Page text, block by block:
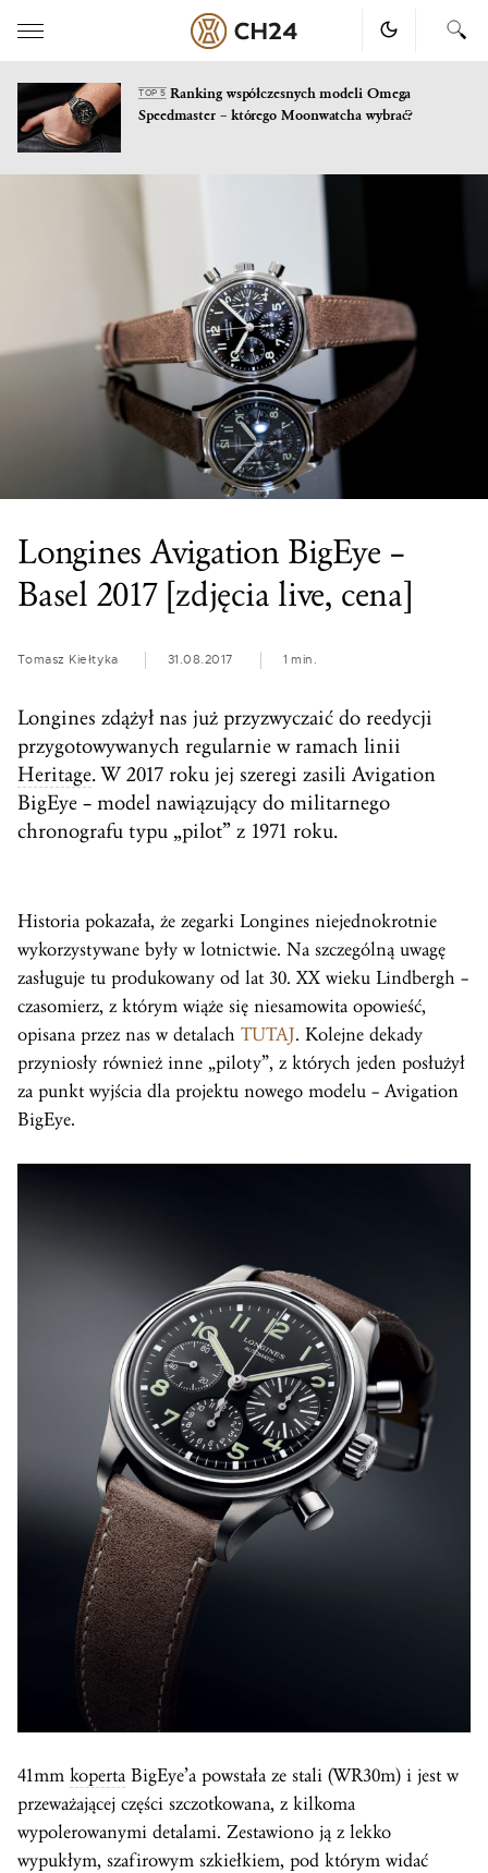
TOP 5Ranking współczesnych modeli Omega
Speedmaster – którego Moonwatcha wybrać?
Longines Avigation BigEye –
Basel 2017 [zdjęcia live, cena]
Tomasz Kiełtyka 31.08.2017 1 min.
Longines zdążył nas już przyzwyczaić do reedycji
przygotowywanych regularnie w ramach linii
Heritage. W 2017 roku jej szeregi zasili Avigation
BigEye – model nawiązujący do militarnego
chronografu typu „pilot” z 1971 roku.
Historia pokazała, że zegarki Longines niejednokrotnie
wykorzystywane były w lotnictwie. Na szczególną uwagę
zasługuje tu produkowany od lat 30. XX wieku Lindbergh –
czasomierz, z którym wiąże się niesamowita opowieść,
opisana przez nas w detalach TUTAJ. Kolejne dekady
przyniosły również inne „piloty”, z których jeden posłużył
za punkt wyjścia dla projektu nowego modelu – Avigation
BigEye.
41mm koperta BigEye’a powstała ze stali (WR30m) i jest w
przeważającej części szczotkowana, z kilkoma
wypolerowanymi detalami. Zestawiono ją z lekko
wypukłym, szafirowym szkiełkiem, pod którym widać